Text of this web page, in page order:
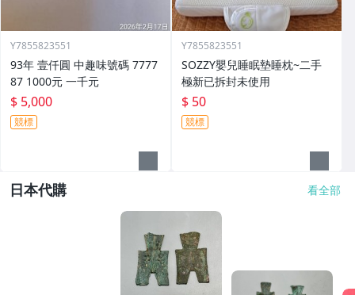
Y7855823551
93年 壹仟圓 中趣味號碼 7777
87 1000元 一千元
$ 5,000
競標
Y7855823551
SOZZY嬰兒睡眠墊睡枕~二手
極新已拆封未使用
$ 50
競標
日本代購 看全部